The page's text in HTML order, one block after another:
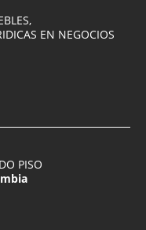
EN NEGOCIOS
PISO